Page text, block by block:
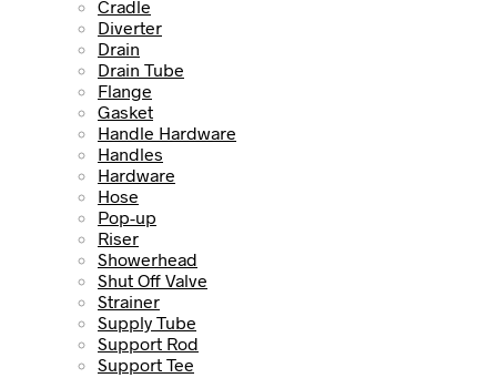
Cradle
Diverter
Drain
Drain Tube
Flange
Gasket
Handle Hardware
Handles
Hardware
Hose
Pop-up
Riser
Showerhead
Shut Off Valve
Strainer
Supply Tube
Support Rod
Support Tee